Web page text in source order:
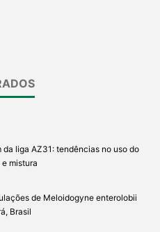
liga AZ31: tendências no uso do
mistura
de Meloidogyne enterolobii
Brasil